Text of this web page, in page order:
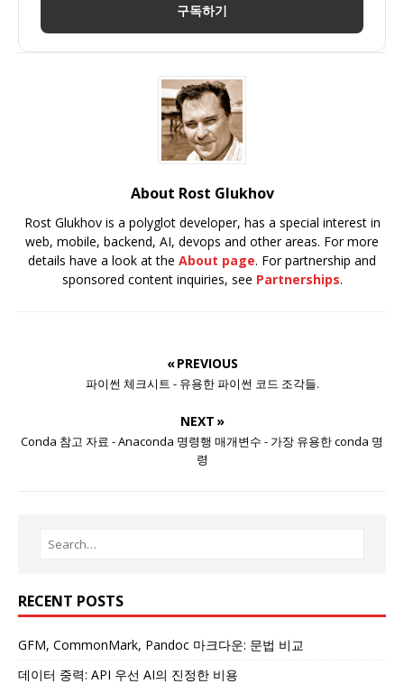
구독하기
About Rost Glukhov
Rost Glukhov is a polyglot developer, has a special interest in
web, mobile, backend, AI, devops and other areas. For more
details have a look at the About page. For partnership and
sponsored content inquiries, see Partnerships.
« PREVIOUS
파이썬 체크시트 - 유용한 파이썬 코드 조각들.
NEXT »
Conda 참고 자료 - Anaconda 명령행 매개변수 - 가장 유용한 conda 명
령
RECENT POSTS
GFM, CommonMark, Pandoc 마크다운: 문법 비교
데이터 중력: API 우선 AI의 진정한 비용